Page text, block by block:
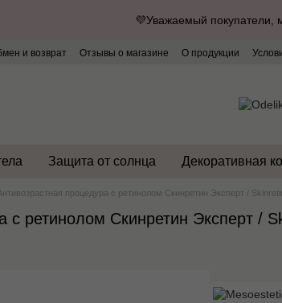
💜Уважаемый покупатели,
и возврат Отзывы о магазине О продукции
Защита от солнца Декоративная
процедура с ретинолом Скинретин Эксперт /
с ретинолом Скинретин Эксперт /